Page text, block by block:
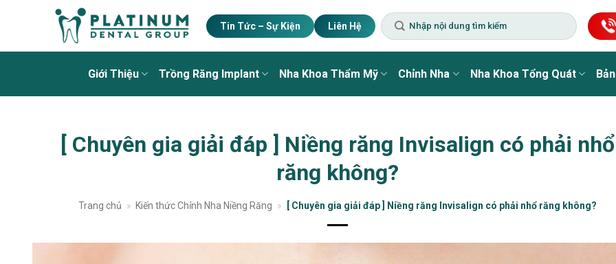
Tin Tức – Sự Kiện Liên Hệ
Giới Thiệu Trồng Răng Implant Nha Khoa Thẩm Mỹ Chỉnh Nha Nha Khoa Tổng Quát
[ Chuyên gia giải đáp ] Niềng răng Invisalign có phải nhổ
răng không?
Trang chủ » Kiến thức Chỉnh Nha Niềng Răng » [ Chuyên gia giải đáp ] Niềng răng Invisalign có phải nhổ răng không?